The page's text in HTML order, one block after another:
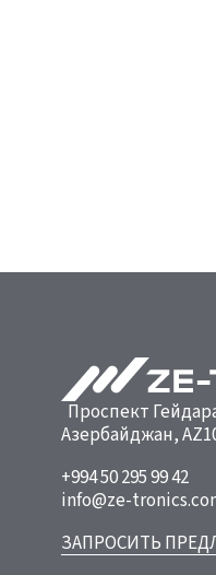
Проспект
Азербайджан,
+994 50 295 99 42
info@ze-
ЗАПРОСИТЬ